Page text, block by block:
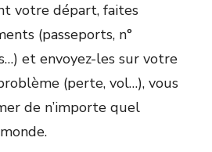
votre départ, faites
(passeports, n°
et envoyez-les sur votre
(perte, vol…), vous
de n’importe quel